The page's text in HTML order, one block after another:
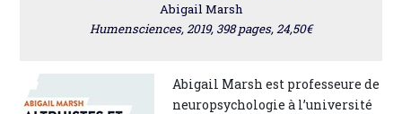
Abigail Marsh
Humensciences, 2019, 398 pages, 24,50€
Abigail Marsh est professeure de
neuropsychologie à l’université